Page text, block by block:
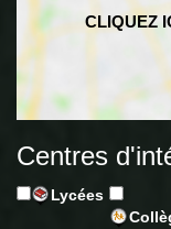
Centres
Lycées